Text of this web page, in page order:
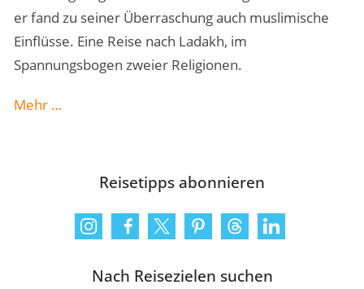
er fand zu seiner Überraschung auch muslimische
Einflüsse. Eine Reise nach Ladakh, im
Spannungsbogen zweier Religionen.
Mehr „Ladakh
Backpacker-
Asien“
…
Reisetipps abonnieren
Nach Reisezielen suchen